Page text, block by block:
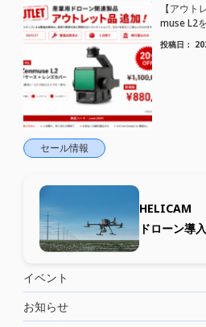
セール情報
【アウト
muse L2
HELICAM
投稿日：
HELICAM
ドローン導
イベント
お知らせ